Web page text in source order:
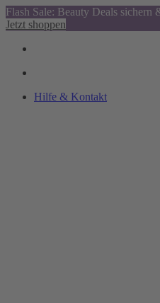
Flash Sale: Beauty Deals sichern
Jetzt shoppen
Hilfe & Kontakt